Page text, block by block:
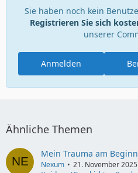
Sie haben noch kein
Registrieren Sie sich
unserer
Anmelden
Ähnliche Themen
Mein Trauma am
Nexum
21. November